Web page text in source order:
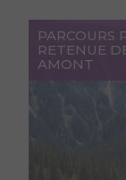
PARCOURS
RETENUE
AMONT